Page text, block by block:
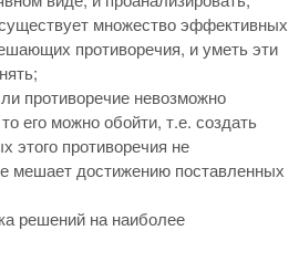
множество эффективных
противоречия, и уметь эти
противоречие невозможно
его можно обойти, т.е. создать
этого противоречия не
мешает достижению поставленных
решений на наиболее